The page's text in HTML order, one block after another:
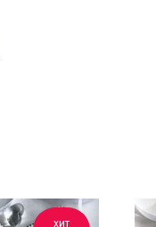
хит